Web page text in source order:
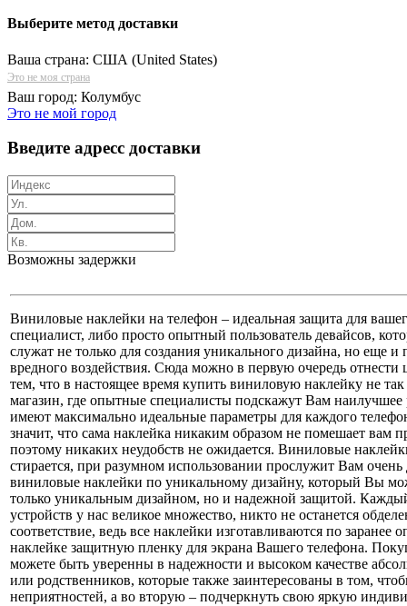
Выберите метод доставки
Ваша страна: США (United States)
Это не моя страна
Ваш город: Колумбус
Это не мой город
Введите адресс доставки
Возможны задержки
Виниловые наклейки на телефон – идеальная защита для
специалист, либо просто опытный пользователь девайсов,
служат не только для создания уникального дизайна, но еще
вредного воздействия. Сюда можно в первую очередь
тем, что в настоящее время купить виниловую наклейку не
магазин, где опытные специалисты подскажут Вам
имеют максимально идеальные параметры для каждого
значит, что сама наклейка никаким образом не помешает вам
поэтому никаких неудобств не ожидается. Виниловые
стирается, при разумном использовании прослужит Вам
виниловые наклейки по уникальному дизайну, который Вы
только уникальным дизайном, но и надежной защитой.
устройств у нас великое множество, никто не останется
соответствие, ведь все наклейки изготавливаются по
наклейке защитную пленку для экрана Вашего телефона.
можете быть уверенны в надежности и высоком качестве
или родственников, которые также заинтересованы в том,
неприятностей, а во вторую – подчеркнуть свою яркую